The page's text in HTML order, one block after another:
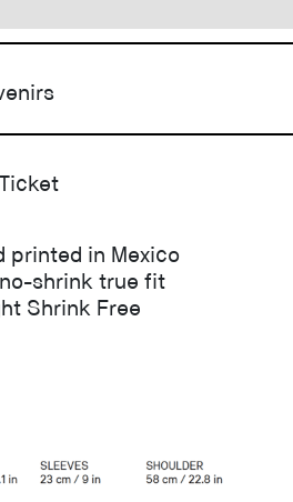
printed in Mexico
shrink true fit
Shrink Free